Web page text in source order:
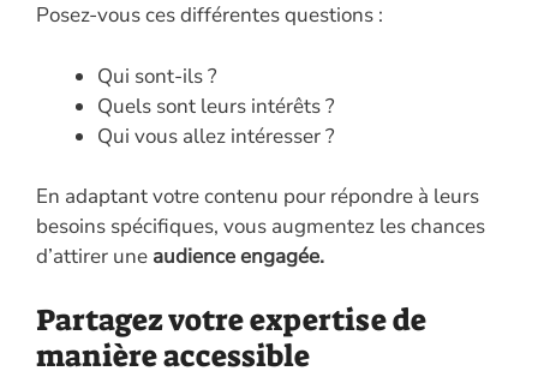
Posez-vous ces différentes questions :
Qui sont-ils ?
Quels sont leurs intérêts ?
Qui vous allez intéresser ?
En adaptant votre contenu pour répondre à leurs
besoins spécifiques, vous augmentez les chances
d’attirer une audience engagée.
Partagez votre expertise de
manière accessible